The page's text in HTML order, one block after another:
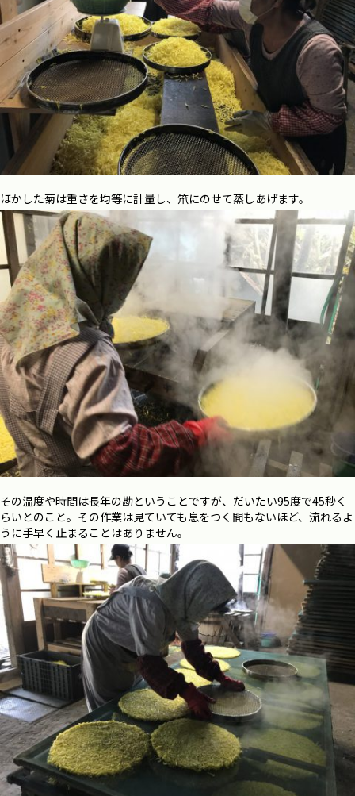
ほかした菊は重さを均等に計量し、笊にのせて蒸しあげます。
その温度や時間は長年の勘ということですが、だいたい95度で45秒く
らいとのこと。その作業は見ていても息をつく間もないほど、流れるよ
うに手早く止まることはありません。